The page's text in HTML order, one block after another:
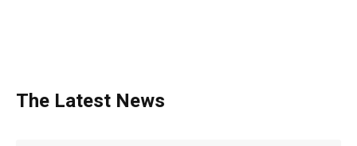
The Latest News